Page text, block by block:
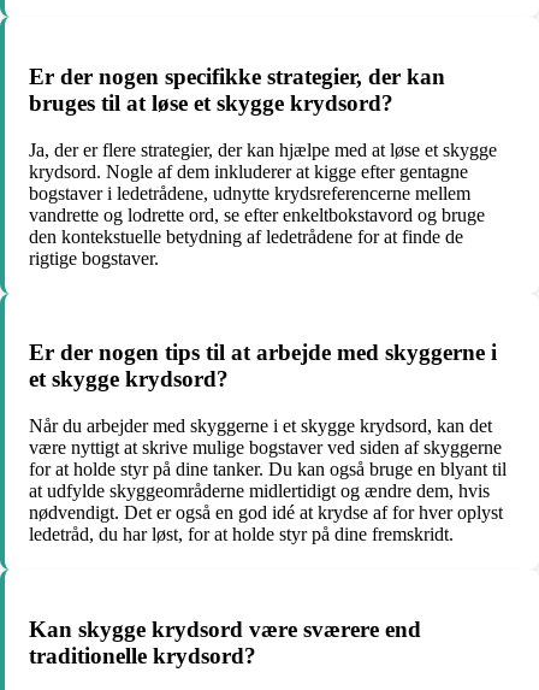
Er der nogen specifikke strategier, der kan
bruges til at løse et skygge krydsord?
Ja, der er flere strategier, der kan hjælpe med at løse et skygge
krydsord. Nogle af dem inkluderer at kigge efter gentagne
bogstaver i ledetrådene, udnytte krydsreferencerne mellem
vandrette og lodrette ord, se efter enkeltbokstavord og bruge
den kontekstuelle betydning af ledetrådene for at finde de
rigtige bogstaver.
Er der nogen tips til at arbejde med skyggerne i
et skygge krydsord?
Når du arbejder med skyggerne i et skygge krydsord, kan det
være nyttigt at skrive mulige bogstaver ved siden af skyggerne
for at holde styr på dine tanker. Du kan også bruge en blyant til
at udfylde skyggeområderne midlertidigt og ændre dem, hvis
nødvendigt. Det er også en god idé at krydse af for hver oplyst
ledetråd, du har løst, for at holde styr på dine fremskridt.
Kan skygge krydsord være sværere end
traditionelle krydsord?